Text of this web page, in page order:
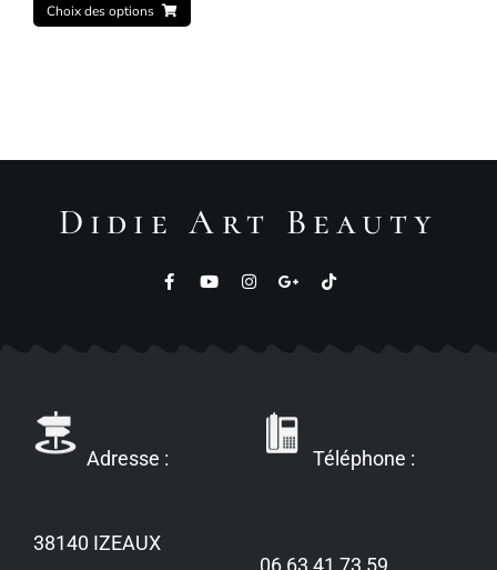
Choix des options
Didie Art Beauty
Adresse :
38140 IZEAUX
Téléphone :
06 63 41 73 59